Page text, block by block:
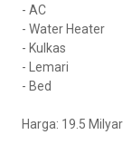
- AC
- Water Heater
- Kulkas
- Lemari
- Bed
Harga: 19.5 Milyar